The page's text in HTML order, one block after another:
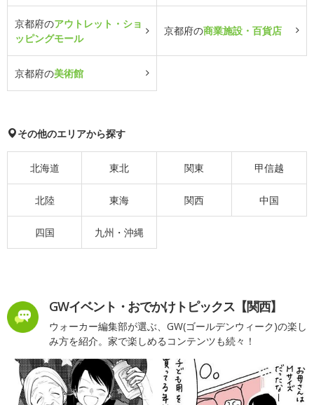
京都府のアウトレット・ショ
ッピングモール
京都府の商業施設・百貨店
京都府の美術館
その他のエリアから探す
北海道 東北 関東 甲信越
北陸 東海 関西 中国
四国 九州・沖縄
GWイベント・おでかけトピックス【関西】
ウォーカー編集部が選ぶ、GW(ゴールデンウィーク)の楽し
み方を紹介。家で楽しめるコンテンツも続々！